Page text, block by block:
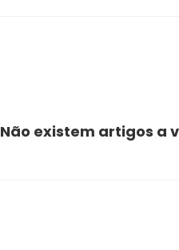
Não existem artigos a